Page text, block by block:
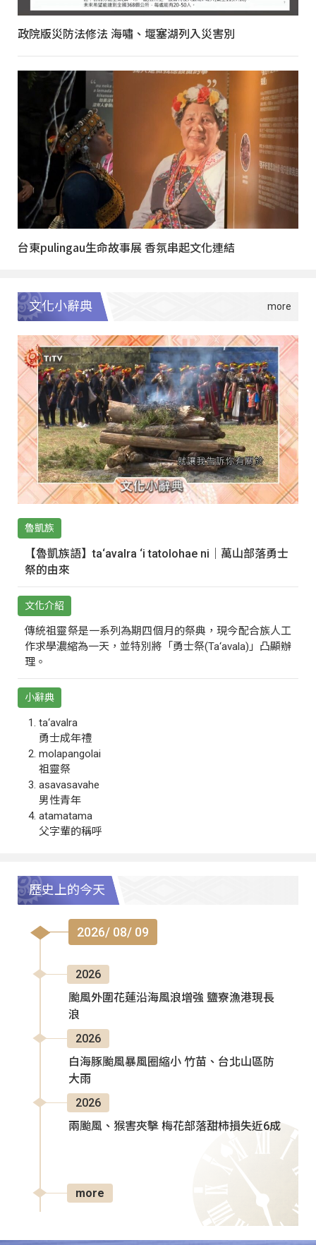
政院版災防法修法 海嘯、堰塞湖列入災害別
台東pulingau生命故事展 香氛串起文化連結
文化小辭典
魯凱族
【魯凱族語】ta‘avalra ‘i tatolohae ni｜萬山部落勇士
祭的由來
文化介紹
傳統祖靈祭是一系列為期四個月的祭典，現今配合族人工
作求學濃縮為一天，並特別將「勇士祭(Ta‘avala)」凸顯辦
理。
小辭典
ta‘avalra
勇士成年禮
molapangolai
祖靈祭
asavasavahe
男性青年
atamatama
父字輩的稱呼
歷史上的今天
2026/ 08/ 09
2026
颱風外圍花蓮沿海風浪增強 鹽寮漁港現長
浪
2026
白海豚颱風暴風圈縮小 竹苗、台北山區防
大雨
2026
兩颱風、猴害夾擊 梅花部落甜柿損失近6成
more